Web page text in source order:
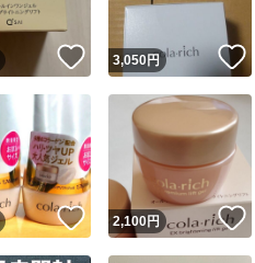
いいね！
3,050円
いいね！
2,100円